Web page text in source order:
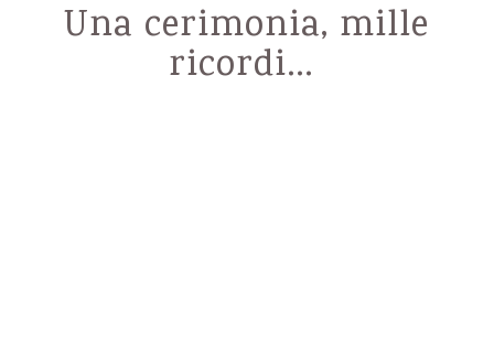
Una cerimonia, mille
ricordi…